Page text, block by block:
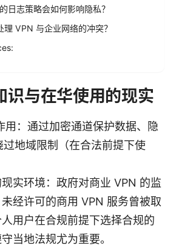
日志策略会如何影响隐私？
理 VPN 与企业网络的冲突？
识与在华使用的现实
用：通过加密通道保护数据、隐
过地域限制（在合法前提下使
实环境：政府对商业 VPN 的监
经许可的商用 VPN 服务曾被取
用户在合规前提下选择合规的
当地法规尤为重要。